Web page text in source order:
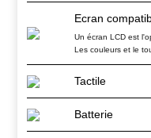
Ecran
Un écran LCD est
Les couleurs et le
Tactile
Batterie